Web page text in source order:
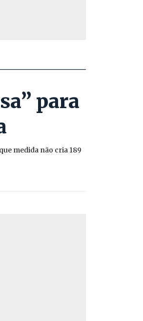
para
medida não cria 189